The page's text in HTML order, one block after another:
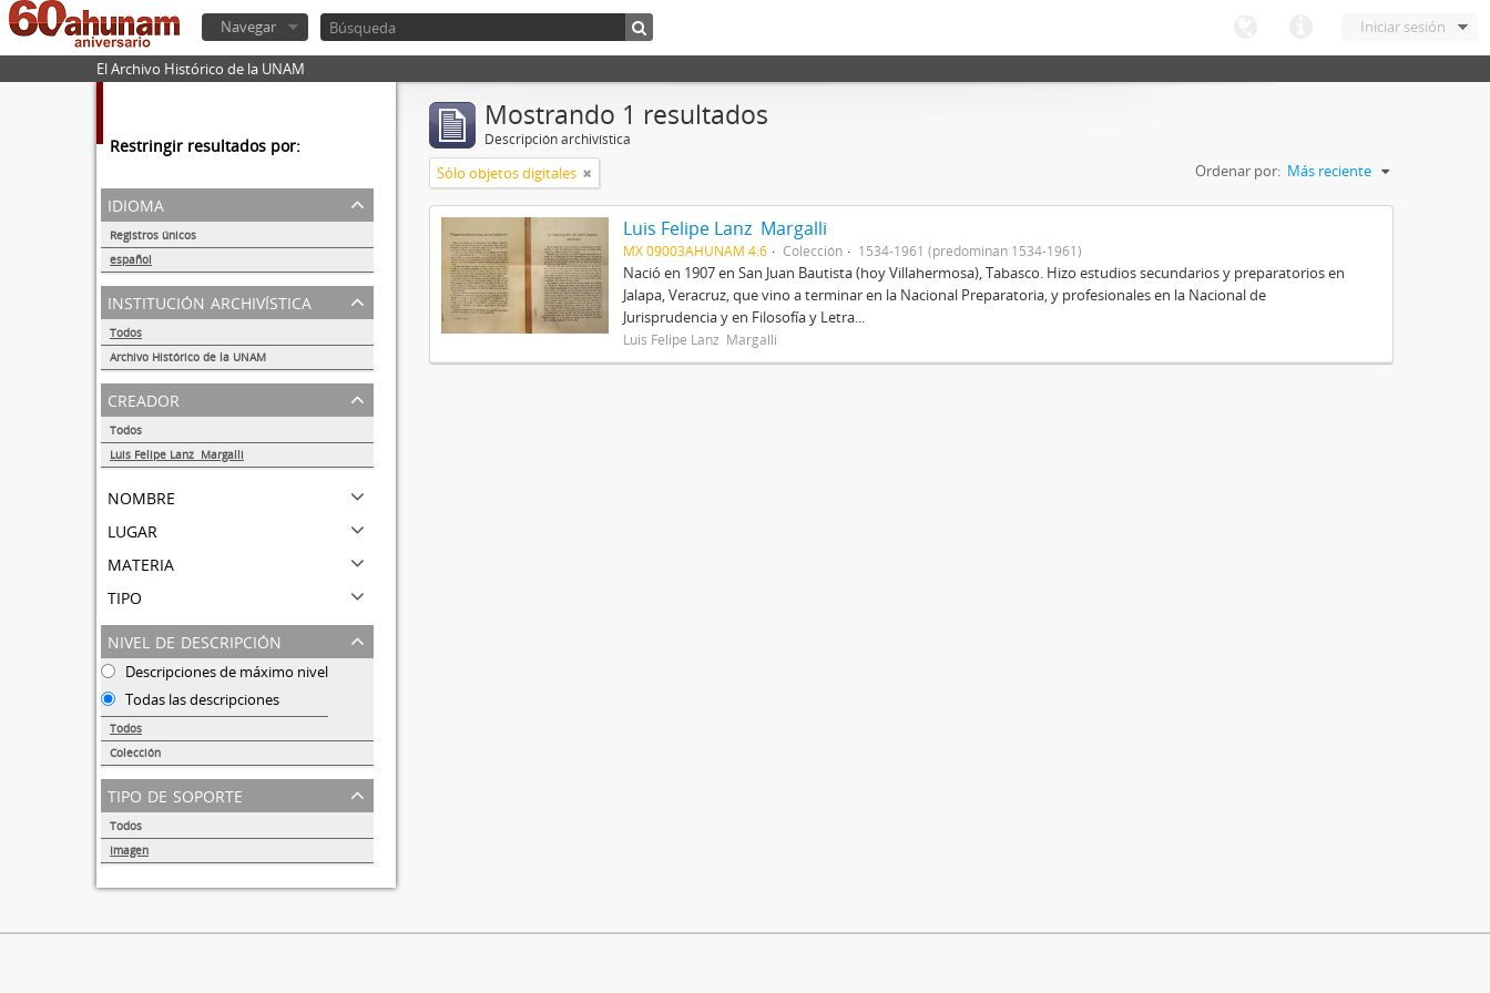
Iniciar sesión
Navegar
El Archivo Histórico de la UNAM
Restringir resultados por:
idioma
Registros únicos
español
1
institución archivística
Todos
Archivo Histórico de la UNAM
1
creador
Todos
Luis Felipe Lanz Margalli
nombre
lugar
materia
tipo
nivel de descripción
Descripciones de máximo nivel
Todas las descripciones
Todos
Colección
1
tipo de soporte
Todos
Imagen
Mostrando 1 resultados
Descripción archivística
Sólo objetos digitales Ordenar por: Más reciente
Luis Felipe Lanz Margalli
MX 09003AHUNAM 4.6 Colección 1534-1961 (predominan 1534-1961)
Nació en 1907 en San Juan Bautista (hoy Villahermosa), Tabasco. Hizo estudios secundarios y preparatorios en
Jalapa, Veracruz, que vino a terminar en la Nacional Preparatoria, y profesionales en la Nacional de
Jurisprudencia y en Filosofía y Letra...
Luis Felipe Lanz Margalli